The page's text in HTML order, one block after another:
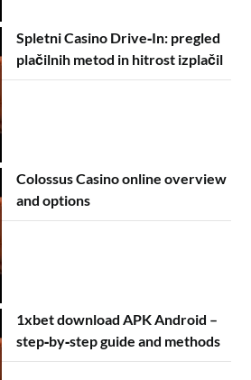
Spletni Casino Drive‑In: pregled
plačilnih metod in hitrost izplačil
Colossus Casino online overview
and options
1xbet download APK Android –
step‑by‑step guide and methods